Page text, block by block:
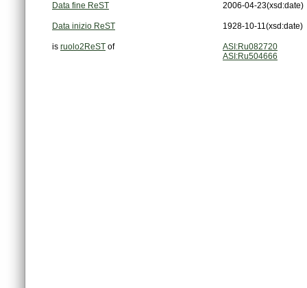
Data fine ReST 2006-04-23(xsd:date)
Data inizio ReST 1928-10-11(xsd:date)
is ruolo2ReST of
ASI:Ru082720
ASI:Ru504666